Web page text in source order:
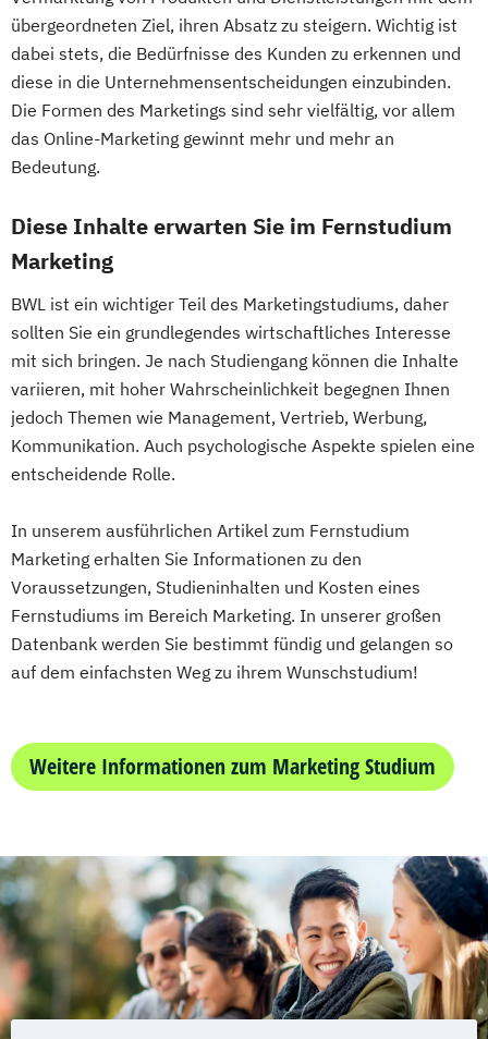
Hotelmanagement (DE/EN)
IT-Management Immobilienmanagement
Immobilienmanagement für
Immobilienkaufleute
Immobilienwirtschaft Informatik
Information Technology Management
Innovation and Entrepreneurship (DE/EN)
International Healthcare Management
(DE/EN)
International Management (DE/EN)
Internationales Marketing
Journalismus und digitale Kommunikation
Kindheitspädagogik
Kindheitspädagogik für Erzieher:innen
Kommunikationsdesign
Kultur- und Medienpädagogik
Leitungshandeln in der Pädagogik
Logistikmanagement Logopädie
MBA - Human Resource Management
(DE/EN)
Maschinenbau
Mechatronik
Mediation und Konfliktmanagement
Mediendesign Medieninformatik
Medienmanagement
Medizinische Informatik Medizintechnik
Modemanagement
Wissenschaftliches Arbeiten und Methoden
empirischer Forschung
übergeordneten Ziel, ihren Absatz zu steigern. Wichtig ist
dabei stets, die Bedürfnisse des Kunden zu erkennen und
diese in die Unternehmensentscheidungen einzubinden.
Die Formen des Marketings sind sehr vielfältig, vor allem
das Online-Marketing gewinnt mehr und mehr an
Bedeutung.
Diese Inhalte erwarten Sie im Fernstudium
Marketing
BWL ist ein wichtiger Teil des Marketingstudiums, daher
sollten Sie ein grundlegendes wirtschaftliches Interesse
mit sich bringen. Je nach Studiengang können die Inhalte
variieren, mit hoher Wahrscheinlichkeit begegnen Ihnen
jedoch Themen wie Management, Vertrieb, Werbung,
Kommunikation. Auch psychologische Aspekte spielen eine
entscheidende Rolle.
In unserem ausführlichen Artikel zum Fernstudium
Marketing erhalten Sie Informationen zu den
Voraussetzungen, Studieninhalten und Kosten eines
Fernstudiums im Bereich Marketing. In unserer großen
Datenbank werden Sie bestimmt fündig und gelangen so
auf dem einfachsten Weg zu ihrem Wunschstudium!
Weitere Informationen zum Marketing Studium